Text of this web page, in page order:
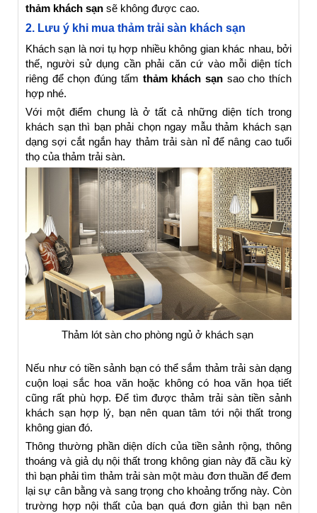
thảm khách sạn sẽ không được cao.
2. Lưu ý khi mua thảm trải sàn khách sạn
Khách sạn là nơi tụ hợp nhiều không gian khác nhau, bởi
thế, người sử dụng cần phải căn cứ vào mỗi diện tích
riêng để chọn đúng tấm thảm khách sạnsao cho thích
hợp nhé.
Với một điểm chung là ở tất cả những diện tích trong
khách sạn thì bạn phải chọn ngay mẫu thảm khách sạn
dạng sợi cắt ngắn hay thảm trải sàn nỉ để nâng cao tuổi
thọ của thảm trải sàn.
Thảm lót sàn cho phòng ngủ ở khách sạn
Nếu như có tiền sảnh bạn có thể sắm thảm trải sàn dạng
cuộn loại sắc hoa văn hoặc không có hoa văn họa tiết
cũng rất phù hợp. Để tìm được thảm trải sàn tiền sảnh
khách sạn hợp lý, bạn nên quan tâm tới nội thất trong
không gian đó.
Thông thường phần diện dích của tiền sảnh rộng, thông
thoáng và giả dụ nội thất trong không gian này đã cầu kỳ
thì bạn phải tìm thảm trải sàn một màu đơn thuần để đem
lại sự cân bằng và sang trọng cho khoảng trống này. Còn
trường hợp nội thất của bạn quá đơn giản thì bạn nên